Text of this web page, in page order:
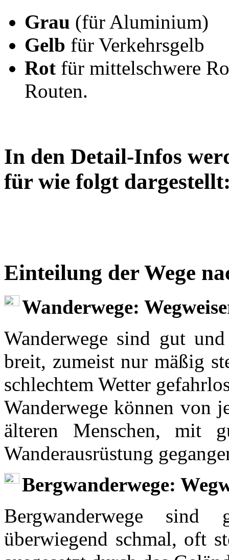
Grau (für Aluminium)
Gelb für Verkehrsgelb
Rot für mittelschwere
Routen.
In den Detail-Infos
für wie folgt
Einteilung der Wege
Wanderwege:
Wanderwege sind gut
breit, zumeist nur mäßig
schlechtem Wetter
Wanderwege können von
älteren Menschen, mit
Wanderausrüstung
Bergwanderwege:
Bergwanderwege
überwiegend schmal, oft